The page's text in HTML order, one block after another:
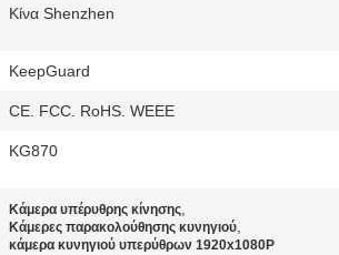
Κίνα Shenzhen
KeepGuard
CE. FCC. RoHS. WEEE
KG870
Κάμερα υπέρυθρης κίνησης,
Κάμερες παρακολούθησης κυνηγιού,
κάμερα κυνηγιού υπερύθρων 1920x1080P